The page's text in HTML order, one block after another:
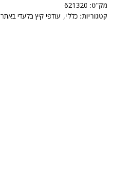
מק"ט: 621320
קטגוריות: כללי, עודפי קיץ בלעדי באתר